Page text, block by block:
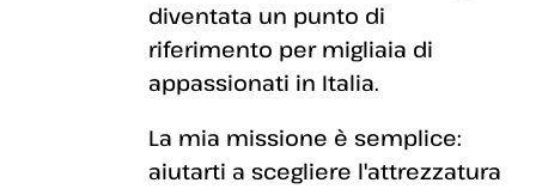
diventata un punto di
riferimento per migliaia di
appassionati in Italia.
La mia missione è semplice:
aiutarti a scegliere l'attrezzatura